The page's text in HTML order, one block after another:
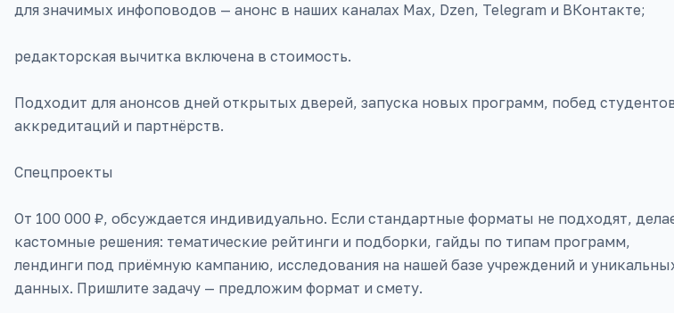
для значимых инфоповодов — анонс в наших каналах Max, Dzen, Telegram и ВКонтакте;
редакторская вычитка включена в стоимость.
Подходит для анонсов дней открытых дверей, запуска новых программ, побед
аккредитаций и партнёрств.
Спецпроекты
От 100 000 ₽, обсуждается индивидуально. Если стандартные форматы не подходят,
кастомные решения: тематические рейтинги и подборки, гайды по типам программ,
лендинги под приёмную кампанию, исследования на нашей базе учреждений и
данных. Пришлите задачу — предложим формат и смету.